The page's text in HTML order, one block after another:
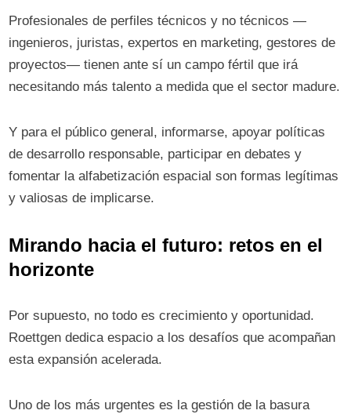
Profesionales de perfiles técnicos y no técnicos —
ingenieros, juristas, expertos en marketing, gestores de
proyectos— tienen ante sí un campo fértil que irá
necesitando más talento a medida que el sector madure.
Y para el público general, informarse, apoyar políticas
de desarrollo responsable, participar en debates y
fomentar la alfabetización espacial son formas legítimas
y valiosas de implicarse.
Mirando hacia el futuro: retos en el
horizonte
Por supuesto, no todo es crecimiento y oportunidad.
Roettgen dedica espacio a los desafíos que acompañan
esta expansión acelerada.
Uno de los más urgentes es la gestión de la basura